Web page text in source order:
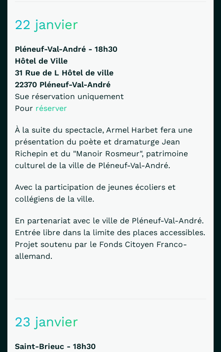
22 janvier
Pléneuf-Val-André - 18h30
Hôtel de Ville
31 Rue de L Hôtel de ville
22370 Pléneuf-Val-André
Sue réservation uniquement
Pour réserver
À la suite du spectacle, Armel Harbet fera une
présentation du poète et dramaturge Jean
Richepin et du "Manoir Rosmeur", patrimoine
culturel de la ville de Pléneuf-Val-André.
Avec la participation de jeunes écoliers et
collégiens de la ville.
En partenariat avec le ville de Pléneuf-Val-André.
Entrée libre dans la limite des places accessibles.
Projet soutenu par le Fonds Citoyen Franco-
allemand.
23 janvier
Saint-Brieuc - 18h30